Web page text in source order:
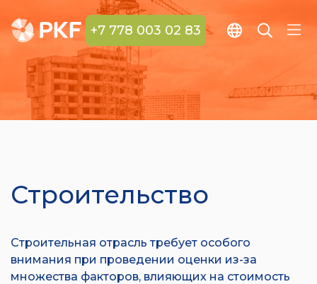
+7 778 003 02 83
Строительство
Строительная отрасль требует особого
внимания при проведении оценки из-за
множества факторов, влияющих на стоимость